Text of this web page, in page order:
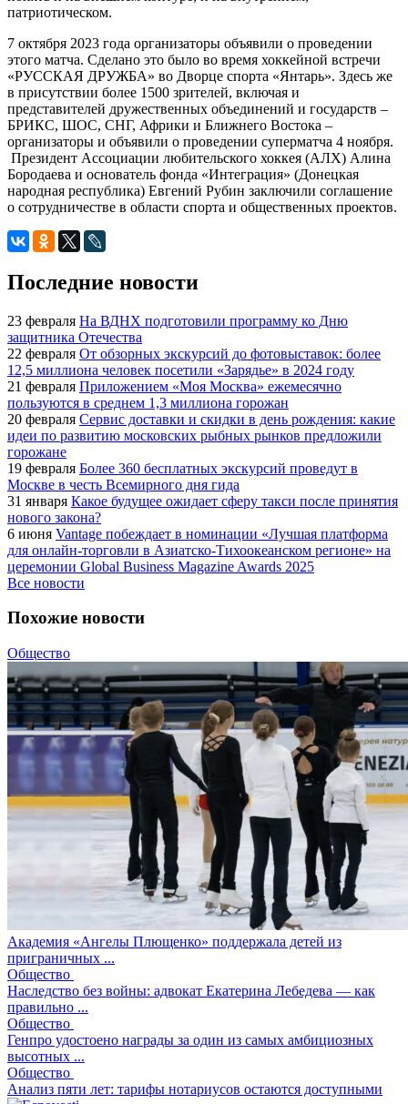
патриотическом.
7 октября 2023 года организаторы объявили о проведении
этого матча. Сделано это было во время хоккейной встречи
«РУССКАЯ ДРУЖБА» во Дворце спорта «Янтарь». Здесь же
в присутствии более 1500 зрителей, включая и
представителей дружественных объединений и государств –
БРИКС, ШОС, СНГ, Африки и Ближнего Востока –
организаторы и объявили о проведении суперматча 4 ноября.
Президент Ассоциации любительского хоккея (АЛХ) Алина
Бородаева и основатель фонда «Интеграция» (Донецкая
народная республика) Евгений Рубин заключили соглашение
о сотрудничестве в области спорта и общественных проектов.
Последние новости
23 февраля На ВДНХ подготовили программу ко Дню
защитника Отечества
22 февраля От обзорных экскурсий до фотовыставок: более
12,5 миллиона человек посетили «Зарядье» в 2024 году
21 февраля Приложением «Моя Москва» ежемесячно
пользуются в среднем 1,3 миллиона горожан
20 февраля Сервис доставки и скидки в день рождения: какие
идеи по развитию московских рыбных рынков предложили
горожане
19 февраля Более 360 бесплатных экскурсий проведут в
Москве в честь Всемирного дня гида
31 января Какое будущее ожидает сферу такси после принятия
нового закона?
6 июня Vantage побеждает в номинации «Лучшая платформа
для онлайн-торговли в Азиатско-Тихоокеанском регионе» на
церемонии Global Business Magazine Awards 2025
Все новости
Похожие новости
Общество
Академия «Ангелы Плющенко» поддержала детей из
приграничных ...
Общество
Наследство без войны: адвокат Екатерина Лебедева — как
правильно ...
Общество
Генпро удостоено награды за один из самых амбициозных
высотных ...
Общество
Анализ пяти лет: тарифы нотариусов остаются доступными